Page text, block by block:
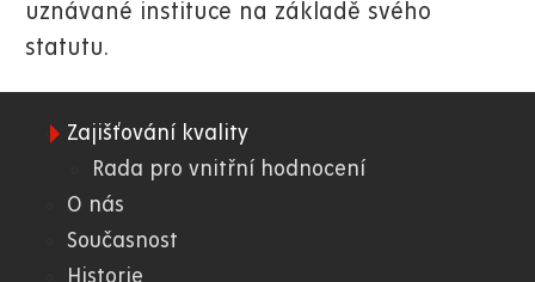
uznávané instituce na základě svého
statutu.
WWW
Zajišťování kvality
Rada pro vnitřní hodnocení
O nás
Současnost
Historie